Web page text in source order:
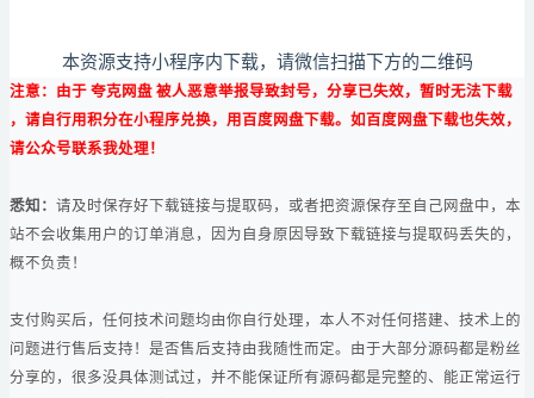
本资源支持小程序内下载，请微信扫描下方的二维码
注意：由于 夸克网盘 被人恶意举报导致封号，分享已失效，暂时无法下载
，请自行用积分在小程序兑换，用百度网盘下载。如百度网盘下载也失效，
请公众号联系我处理！
悉知： 请及时保存好下载链接与提取码，或者把资源保存至自己网盘中，本
站不会收集用户的订单消息，因为自身原因导致下载链接与提取码丢失的，
概不负责！
支付购买后，任何技术问题均由你自行处理，本人不对任何搭建、技术上的
问题进行售后支持！是否售后支持由我随性而定。由于大部分源码都是粉丝
分享的，很多没具体测试过，并不能保证所有源码都是完整的、能正常运行